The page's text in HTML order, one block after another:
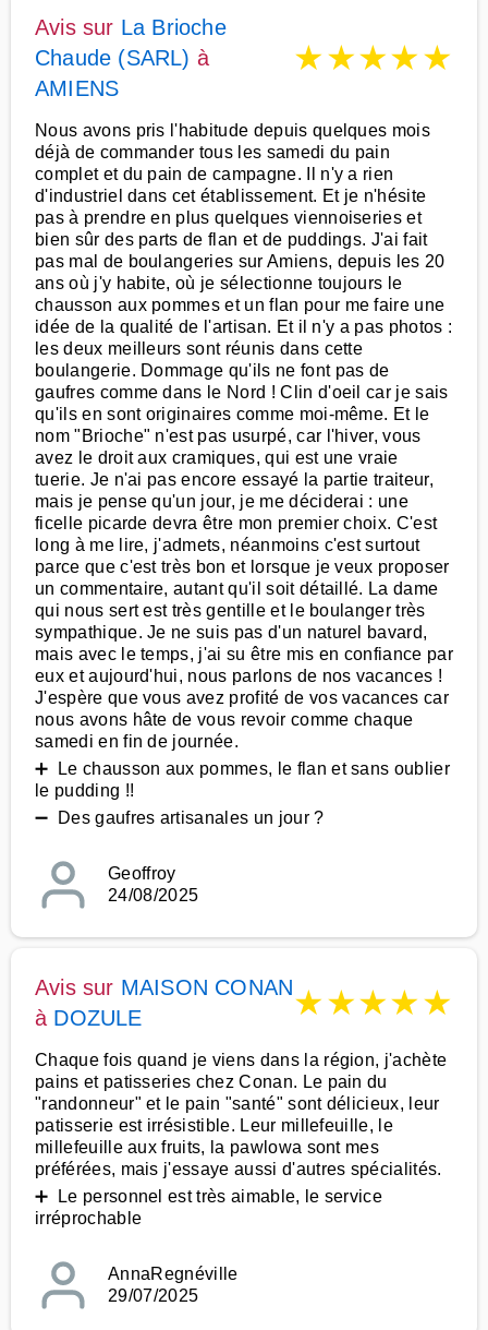
Avis sur La Brioche
Chaude (SARL) à
AMIENS
★★★★★
Nous avons pris l'habitude depuis quelques mois
déjà de commander tous les samedi du pain
complet et du pain de campagne. Il n'y a rien
d'industriel dans cet établissement. Et je n'hésite
pas à prendre en plus quelques viennoiseries et
bien sûr des parts de flan et de puddings. J'ai fait
pas mal de boulangeries sur Amiens, depuis les 20
ans où j'y habite, où je sélectionne toujours le
chausson aux pommes et un flan pour me faire une
idée de la qualité de l'artisan. Et il n'y a pas photos :
les deux meilleurs sont réunis dans cette
boulangerie. Dommage qu'ils ne font pas de
gaufres comme dans le Nord ! Clin d'oeil car je sais
qu'ils en sont originaires comme moi-même. Et le
nom "Brioche" n'est pas usurpé, car l'hiver, vous
avez le droit aux cramiques, qui est une vraie
tuerie. Je n'ai pas encore essayé la partie traiteur,
mais je pense qu'un jour, je me déciderai : une
ficelle picarde devra être mon premier choix. C'est
long à me lire, j'admets, néanmoins c'est surtout
parce que c'est très bon et lorsque je veux proposer
un commentaire, autant qu'il soit détaillé. La dame
qui nous sert est très gentille et le boulanger très
sympathique. Je ne suis pas d'un naturel bavard,
mais avec le temps, j'ai su être mis en confiance par
eux et aujourd'hui, nous parlons de nos vacances !
J'espère que vous avez profité de vos vacances car
nous avons hâte de vous revoir comme chaque
samedi en fin de journée.
➕ Le chausson aux pommes, le flan et sans oublier
le pudding !!
➖ Des gaufres artisanales un jour ?
Geoffroy
24/08/2025
Avis sur MAISON CONAN
à DOZULE ★★★★★
Chaque fois quand je viens dans la région, j'achète
pains et patisseries chez Conan. Le pain du
"randonneur" et le pain "santé" sont délicieux, leur
patisserie est irrésistible. Leur millefeuille, le
millefeuille aux fruits, la pawlowa sont mes
préférées, mais j'essaye aussi d'autres spécialités.
➕ Le personnel est très aimable, le service
irréprochable
AnnaRegnéville
29/07/2025